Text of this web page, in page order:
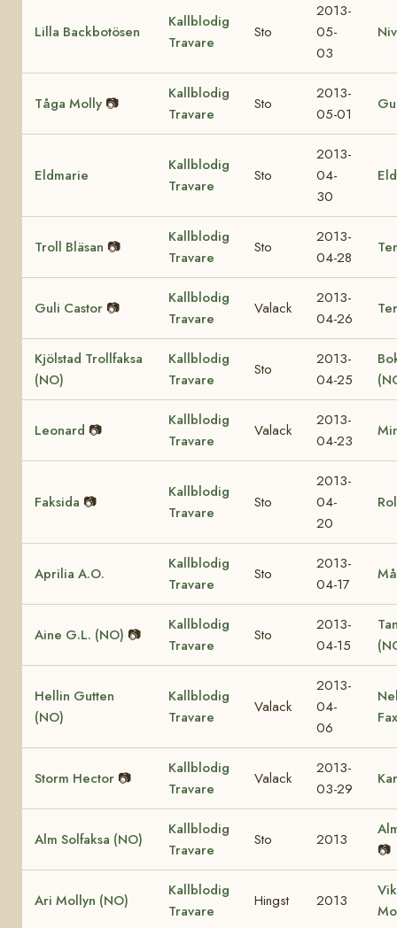
Lilla Backbotösen
Kallblodig
Travare
Sto
2013-
05-
03
Tåga Molly 📷
Kallblodig
Travare
Sto
2013-
05-01
Eldmarie
Kallblodig
Travare
Sto
2013-
04-
30
Troll Bläsan 📷
Kallblodig
Travare
Sto
2013-
04-28
Guli Castor 📷
Kallblodig
Travare
Valack
2013-
04-26
Kjölstad Trollfaksa
(NO)
Kallblodig
Travare
Sto
2013-
04-25
Leonard 📷
Kallblodig
Travare
Valack
2013-
04-23
Faksida 📷
Kallblodig
Travare
Sto
2013-
04-
20
Aprilia A.O.
Kallblodig
Travare
Sto
2013-
04-17
Aine G.L. (NO) 📷
Kallblodig
Travare
Sto
2013-
04-15
Hellin Gutten
(NO)
Kallblodig
Travare
Valack
2013-
04-
06
Storm Hector 📷
Kallblodig
Travare
Valack
2013-
03-29
Alm Solfaksa (NO)
Kallblodig
Travare
Sto 2013
📷
Ari Mollyn (NO)
Kallblodig
Travare
Hingst 2013